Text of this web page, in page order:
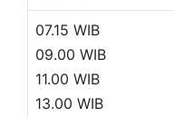
07.15 WIB
09.00 WIB
11.00 WIB
13.00 WIB